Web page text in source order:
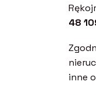
48
inne